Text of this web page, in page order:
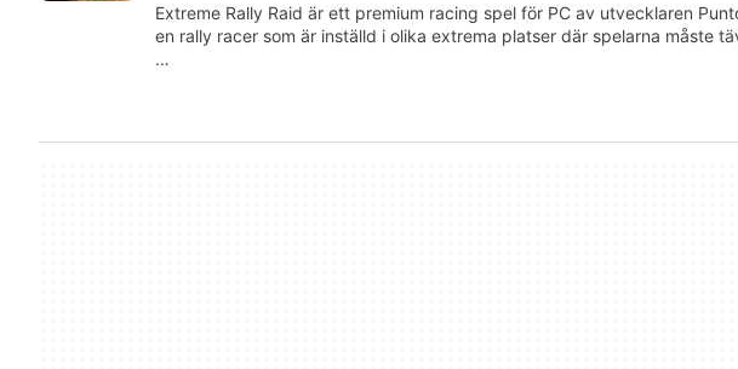
Extreme Rally Raid är ett premium racing spel för PC av utvecklaren
en rally racer som är inställd i olika extrema platser där spelarna måste
…